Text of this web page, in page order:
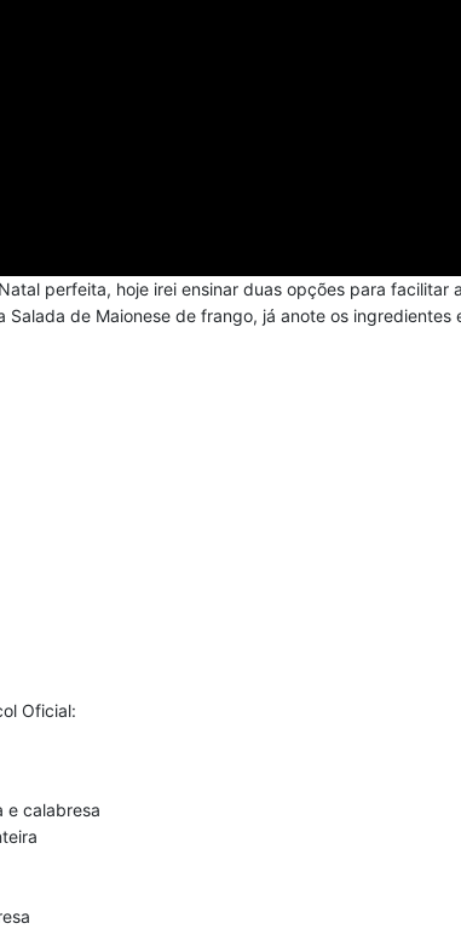
perfeita, hoje irei ensinar duas opções para facilitar
Salada de Maionese de frango, já anote os ingredientes
Oficial:
e calabresa